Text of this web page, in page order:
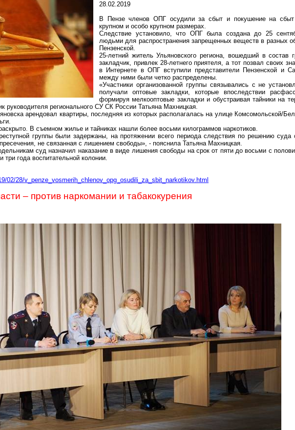
28.02.2019
В Пензе членов ОПГ осудили за сбыт и покушение на сбыт
крупном и особо крупном размерах.
Следствие установило, что ОПГ была создана до 25
людьми для распространения запрещенных веществ в разных
Пензенской.
25-летний житель Ульяновского региона, вошедший в состав
закладчик, привлек 28-летнего приятеля, а тот позвал своих
в Интернете в ОПГ вступили представители Пензенской и
между ними были четко распределены.
«Участники организованной группы связывались с не
получали оптовые закладки, которые впоследствии
формируя мелкооптовые закладки и обустраивая тайники на
руководителя регионального СУ СК России Татьяна Махницкая.
арендовал квартиры, последняя из которых располагалась на улице Комсомольской/
В съемном жилье и тайниках нашли более восьми килограммов наркотиков.
группы были задержаны, на протяжении всего периода следствия по решению
не связанная с лишением свободы», - пояснила Татьяна Махницкая.
суд назначил наказаниев виде лишения свободы на срок от пяти до восьми с
года воспитательной колонии.
02/28/v_penze_vosmerih_chlenov_opg_osudili_za_sbit_narkotikov.html
– против наркомании и табакокурения